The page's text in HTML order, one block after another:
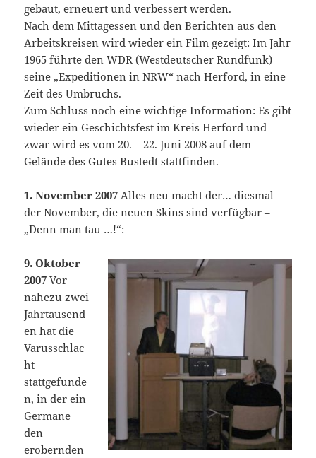
gebaut, erneuert und verbessert werden.
Nach dem Mittagessen und den Berichten aus den
Arbeitskreisen wird wieder ein Film gezeigt: Im Jahr
1965 führte den WDR (Westdeutscher Rundfunk)
seine „Expeditionen in NRW“ nach Herford, in eine
Zeit des Umbruchs.
Zum Schluss noch eine wichtige Information: Es gibt
wieder ein Geschichtsfest im Kreis Herford und
zwar wird es vom 20. – 22. Juni 2008 auf dem
Gelände des Gutes Bustedt stattfinden.
1. November 2007 Alles neu macht der… diesmal
der November, die neuen Skins sind verfügbar –
„Denn man tau …!“:
9. Oktober
2007 Vor
nahezu zwei
Jahrtausend
en hat die
Varusschlac
ht
stattgefunde
n, in der ein
Germane
den
erobernden